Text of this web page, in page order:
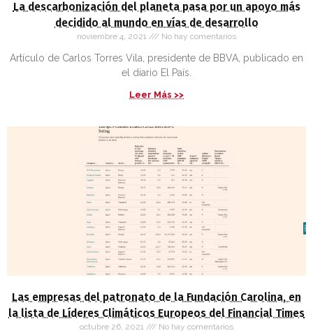
La descarbonización del planeta pasa por un apoyo más
decidido al mundo en vías de desarrollo
noviembre 4, 2021 No hay comentarios
Artículo de Carlos Torres Vila, presidente de BBVA, publicado en
el diario El País.
Leer Más >>
Las empresas del patronato de la Fundación Carolina, en
la lista de Líderes Climáticos Europeos del Financial Times
octubre 26, 2021 No hay comentarios